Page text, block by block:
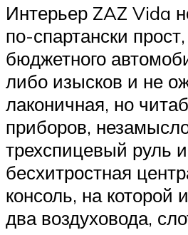
Интерьер ZAZ Vida
по-спартански
бюджетного
либо изысков и не
лаконичная, но
приборов,
трехспицевый руль и
бесхитростная
консоль, на
два воздуховода,